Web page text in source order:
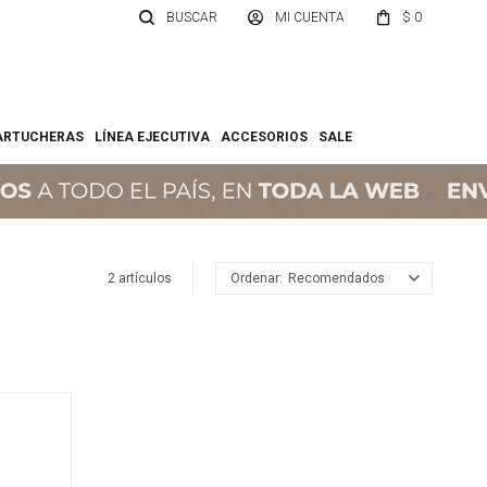
LÍNEA EJECUTIVA ACCESORIOS SALE
$ 0
2 artículos Recomendados